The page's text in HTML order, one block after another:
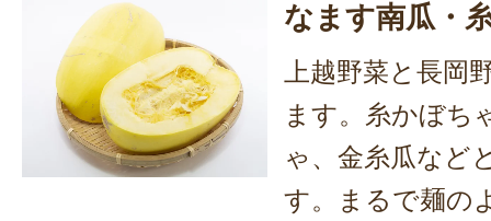
なます南瓜・
上越野菜と長岡
ます。糸かぼち
ゃ、金糸瓜など
す。まるで麺の